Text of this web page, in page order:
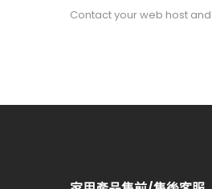
Contact your web host